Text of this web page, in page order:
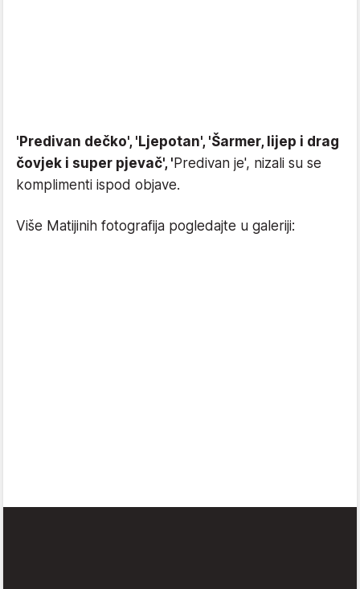
'Predivan dečko', 'Ljepotan', 'Šarmer, lijep i drag
čovjek i super pjevač', ' Predivan je', nizali su se
komplimenti ispod objave.
Više Matijinih fotografija pogledajte u galeriji: